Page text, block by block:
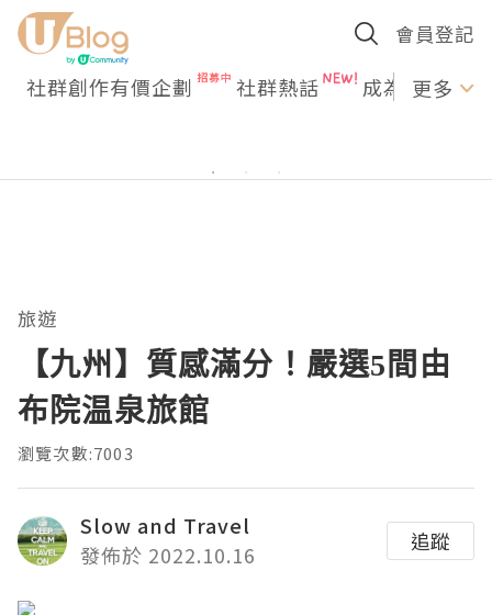
會員登記
社群創作有價企劃 社群熱話 成為U更多
旅遊
【九州】質感滿分！嚴選5間由
布院温泉旅館
瀏覽次數:7003
Slow and Travel
發佈於 2022.10.16
追蹤